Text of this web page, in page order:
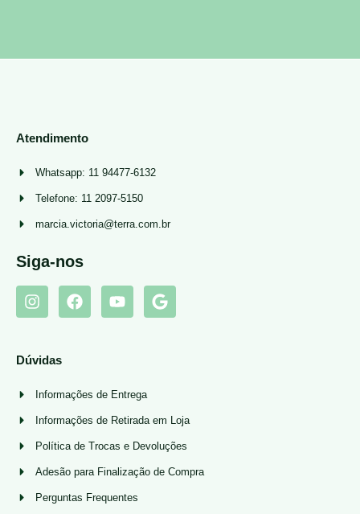
Atendimento
Whatsapp: 11 94477-6132
Telefone: 11 2097-5150
marcia.victoria@terra.com.br
Siga-nos
Dúvidas
Informações de Entrega
Informações de Retirada em Loja
Política de Trocas e Devoluções
Adesão para Finalização de Compra
Perguntas Frequentes